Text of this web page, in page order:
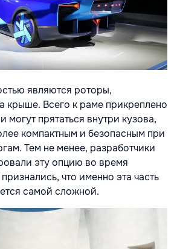
являются роторы,
крыше. Всего к раме прикреплено
могут прятаться внутри кузова,
компактным и безопасным при
Тем не менее, разработчики
эту опцию во время
что именно эта часть
самой сложной.